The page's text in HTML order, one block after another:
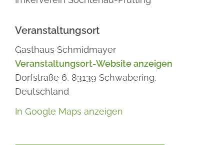
Veranstaltungsort
Gasthaus Schmidmayer
Veranstaltungsort-Website anzeigen
Dorfstraße 6, 83139 Schwabering,
Deutschland
In Google Maps anzeigen